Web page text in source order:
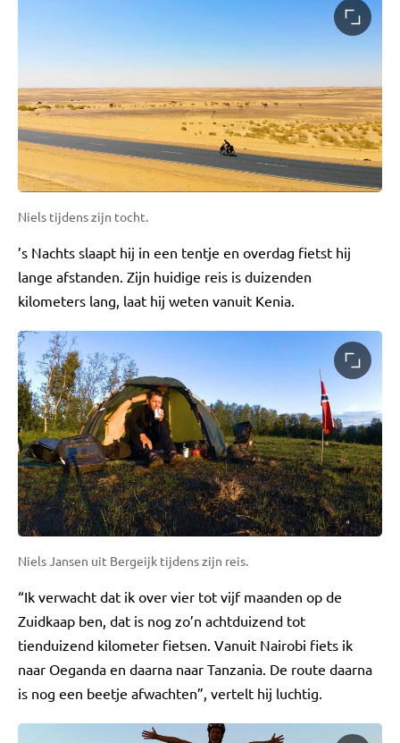
Niels tijdens zijn tocht.
’s Nachts slaapt hij in een tentje en overdag fietst hij
lange afstanden. Zijn huidige reis is duizenden
kilometers lang, laat hij weten vanuit Kenia.
Niels Jansen uit Bergeijk tijdens zijn reis.
“Ik verwacht dat ik over vier tot vijf maanden op de
Zuidkaap ben, dat is nog zo’n achtduizend tot
tienduizend kilometer fietsen. Vanuit Nairobi fiets ik
naar Oeganda en daarna naar Tanzania. De route daarna
is nog een beetje afwachten”, vertelt hij luchtig.